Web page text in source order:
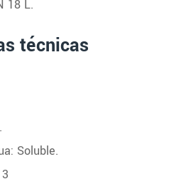
18 L.
técnicas
Soluble.